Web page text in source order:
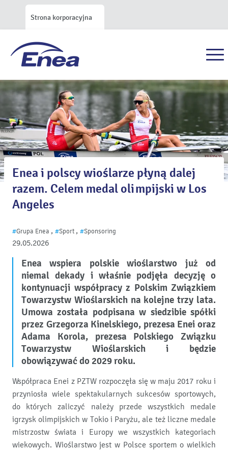
Strona korporacyjna
Enea i polscy wioślarze płyną dalej
razem. Celem medal olimpijski w Los
Angeles
29.05.2026
#Grupa Enea , #Sport , #Sponsoring
Enea wspiera polskie wioślarstwo już od
niemal dekady i właśnie podjęła decyzję o
kontynuacji współpracy z Polskim Związkiem
Towarzystw Wioślarskich na kolejne trzy lata.
Umowa została podpisana w siedzibie spółki
przez Grzegorza Kinelskiego, prezesa Enei oraz
Adama Korola, prezesa Polskiego Związku
Towarzystw Wioślarskich i będzie
obowiązywać do 2029 roku.
Współpraca Enei z PZTW rozpoczęła się w maju 2017 roku i
przyniosła wiele spektakularnych sukcesów sportowych,
do których zaliczyć należy przede wszystkich medale
igrzysk olimpijskich w Tokio i Paryżu, ale też liczne medale
mistrzostw świata i Europy we wszystkich kategoriach
wiekowych. Wioślarstwo jest w Polsce sportem o wielkich